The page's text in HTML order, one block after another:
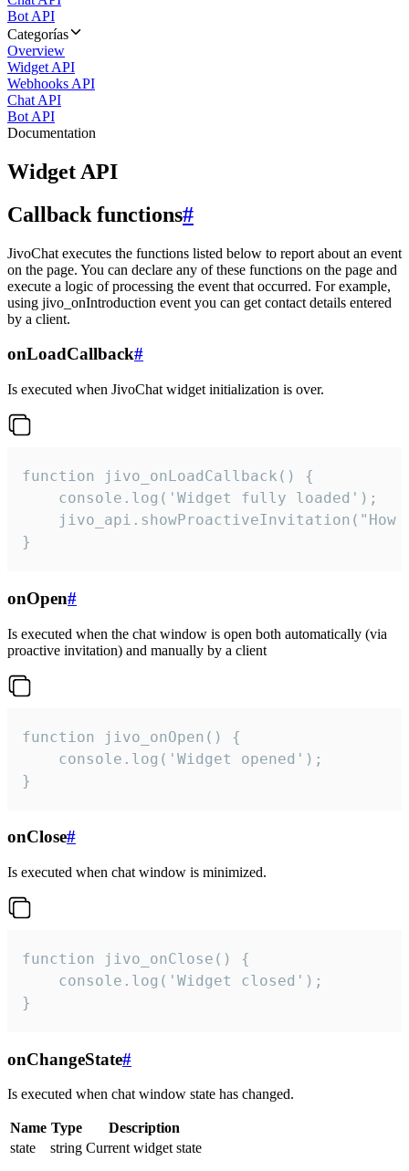
Bot API
Categorías
Overview
Widget API
Webhooks API
Chat API
Bot API
Documentation
Widget API
Callback functions#
JivoChat executes the functions listed below to report about an event
on the page. You can declare any of these functions on the page and
execute a logic of processing the event that occurred. For example,
using jivo_onIntroduction event you can get contact details entered
by a client.
onLoadCallback#
Is executed when JivoChat widget initialization is over.
function jivo_onLoadCallback() {
    console.log('Widget fully loaded');
jivo_api.showProactiveInvitation("How
}
onOpen#
Is executed when the chat window is open both automatically (via
proactive invitation) and manually by a client
function jivo_onOpen() {
    console.log('Widget opened');
}
onClose#
Is executed when chat window is minimized.
function jivo_onClose() {
    console.log('Widget closed');
}
onChangeState#
Is executed when chat window state has changed.
Name Type
Description
state
string Current widget state